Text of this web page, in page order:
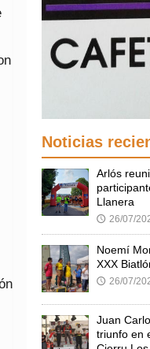
Noticias
Arlós
Llanera
🕔 26/07/
Noemí
XXX
🕔 26/07/
Juan
triunfo en